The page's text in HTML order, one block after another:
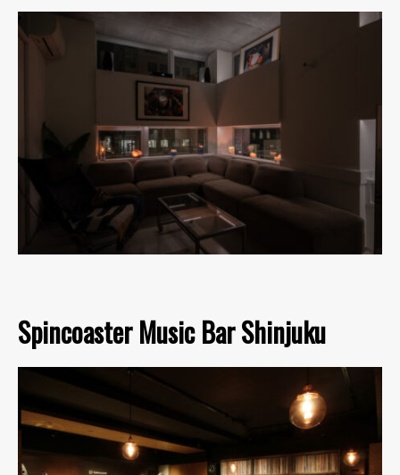
Spincoaster Music Bar Shinjuku